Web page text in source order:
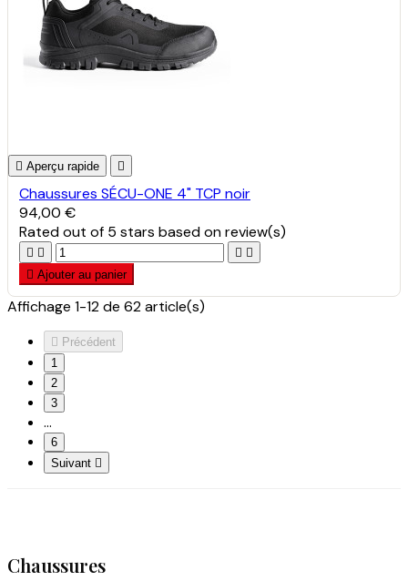
Chaussures
 Aperçu rapide 
Chaussures SÉCU-ONE 4" TCP noir
94,00 €
Ratedout of 5 stars based onreview(s)
   
 Ajouter au panier
Affichage 1-12 de 62 article(s)
 Précédent
1
2
3
…
6
Suivant 